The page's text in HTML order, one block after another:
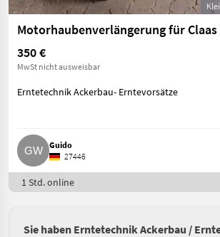
350 €
MwSt nicht ausweisbar
Erntetechnik Ackerbau- Erntevorsätze
Guido
27446
1 Std. online
Sie haben Erntetechnik Ackerbau /